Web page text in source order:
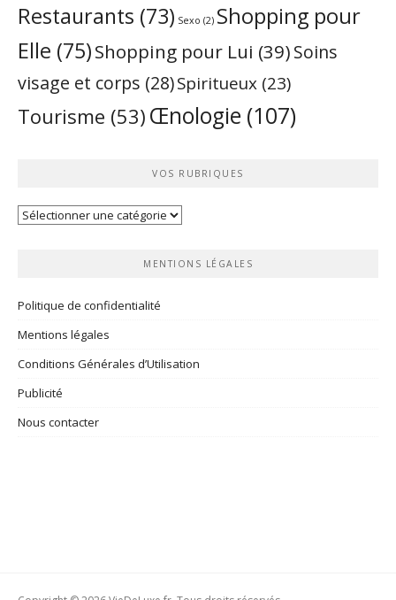
Restaurants (73) Sexo (2) Shopping pour
Elle (75)Shopping pour Lui (39)Soins
visage et corps (28)Spiritueux (23)
Tourisme (53) Œnologie (107)
VOS RUBRIQUES
Vos
MENTIONS LÉGALES
Politique de confidentialité
Mentions légales
Conditions Générales d’Utilisation
Publicité
Nous contacter